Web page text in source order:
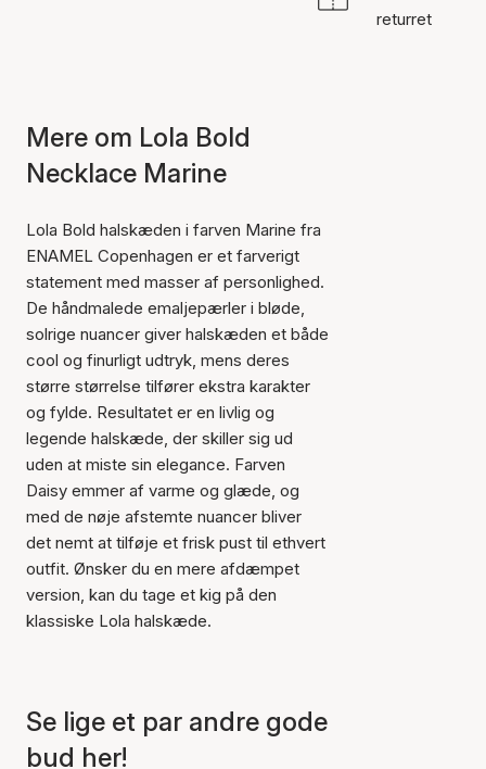
returret
Mere om Lola Bold
Necklace Marine
Lola Bold halskæden i farven Marine fra
ENAMEL Copenhagen er et farverigt
statement med masser af personlighed.
De håndmalede emaljepærler i bløde,
solrige nuancer giver halskæden et både
cool og finurligt udtryk, mens deres
større størrelse tilfører ekstra karakter
og fylde. Resultatet er en livlig og
legende halskæde, der skiller sig ud
uden at miste sin elegance. Farven
Daisy emmer af varme og glæde, og
med de nøje afstemte nuancer bliver
det nemt at tilføje et frisk pust til ethvert
outfit. Ønsker du en mere afdæmpet
version, kan du tage et kig på den
klassiske Lola halskæde.
Se lige et par andre gode
bud her!